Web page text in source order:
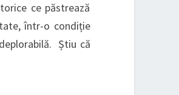
ce păstrează
într-o condiție
Știu că